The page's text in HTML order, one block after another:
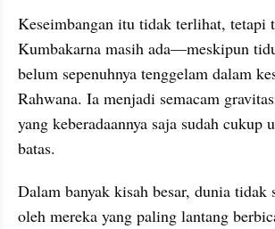
Keseimbangan itu tidak terlihat, tetapi
Kumbakarna masih ada—meskipun
belum sepenuhnya tenggelam dalam
Rahwana. Ia menjadi semacam
yang keberadaannya saja sudah cukup
batas.
Dalam banyak kisah besar, dunia tidak
oleh mereka yang paling lantang